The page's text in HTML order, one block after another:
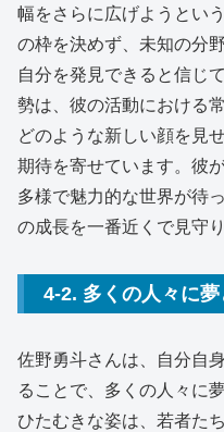
幅をさらに広げようとい
の枠を決めず、未知の分
自分を発見できると信じ
勢は、彼の活動における
どのような新しい顔を見
期待を寄せています。彼
多様で魅力的な世界が待
の成長を一番近くで見守
4-2. 多くの人々に
佐野勇斗さんは、自分自
ることで、多くの人々に
ひたむきな姿は、若者た